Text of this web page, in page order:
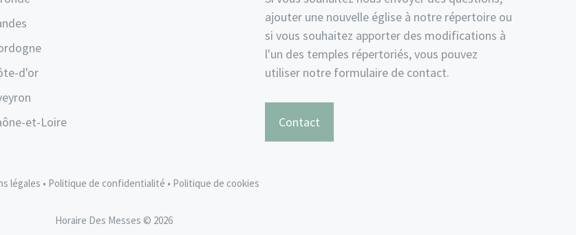
d'or
et-Loire
ajouter une nouvelle église à notre répertoire ou
si vous souhaitez apporter des modifications à
l'un des temples répertoriés, vous pouvez
utiliser notre formulaire de contact.
Contact
légales • Politique de confidentialité • Politique de cookies
Horaire Des Messes © 2026